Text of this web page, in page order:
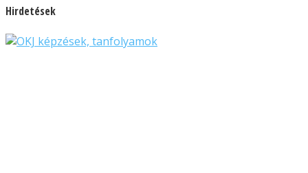
Hirdetések